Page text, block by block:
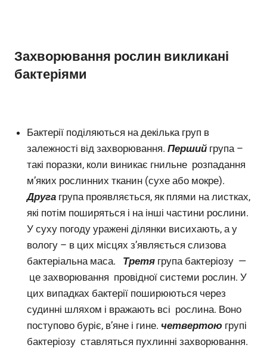
Захворювання рослин викликані
бактеріями
Бактерії поділяються на декілька груп в
залежності від захворювання.Перший група –
такі поразки, коли виникає гнильне розпадання
м’яких рослинних тканин (сухе або мокре).
Друга група проявляється, як плями на листках,
які потім поширяться і на інші частини рослини.
У суху погоду уражені ділянки висихають, а у
вологу – в цих місцях з’являється слизова
бактеріальна маса. Третя група бактеріозу —
це захворювання провідної системи рослин. У
цих випадках бактерії поширюються через
судинні шляхом і вражають всі рослина. Воно
поступово буріє, в’яне і гине. четвертою групі
бактеріозу ставляться пухлинні захворювання.